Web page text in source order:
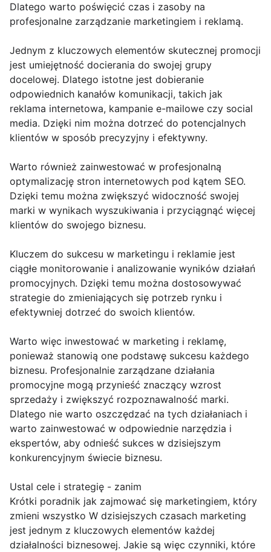
Dlatego warto poświęcić czas i zasoby na
profesjonalne zarządzanie marketingiem i reklamą.
Jednym z kluczowych elementów skutecznej promocji
jest umiejętność docierania do swojej grupy
docelowej. Dlatego istotne jest dobieranie
odpowiednich kanałów komunikacji, takich jak
reklama internetowa, kampanie e-mailowe czy social
media. Dzięki nim można dotrzeć do potencjalnych
klientów w sposób precyzyjny i efektywny.
Warto również zainwestować w profesjonalną
optymalizację stron internetowych pod kątem SEO.
Dzięki temu można zwiększyć widoczność swojej
marki w wynikach wyszukiwania i przyciągnąć więcej
klientów do swojego biznesu.
Kluczem do sukcesu w marketingu i reklamie jest
ciągłe monitorowanie i analizowanie wyników działań
promocyjnych. Dzięki temu można dostosowywać
strategie do zmieniających się potrzeb rynku i
efektywniej dotrzeć do swoich klientów.
Warto więc inwestować w marketing i reklamę,
ponieważ stanowią one podstawę sukcesu każdego
biznesu. Profesjonalnie zarządzane działania
promocyjne mogą przynieść znaczący wzrost
sprzedaży i zwiększyć rozpoznawalność marki.
Dlatego nie warto oszczędzać na tych działaniach i
warto zainwestować w odpowiednie narzędzia i
ekspertów, aby odnieść sukces w dzisiejszym
konkurencyjnym świecie biznesu.
Ustal cele i strategię - zanim
Krótki poradnik jak zajmować się marketingiem, który
zmieni wszystko W dzisiejszych czasach marketing
jest jednym z kluczowych elementów każdej
działalności biznesowej. Jakie są więc czynniki, które